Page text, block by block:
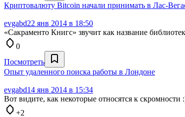
Криптовалюту Bitcoin начали принимать в Лас-
evgabd22 янв 2014 в 18:50
«Сакраменто Книгс» звучит как название
0
Посмотреть
Опыт удаленного поиска работы в Лондоне
evgabd14 янв 2014 в 15:34
Вот видите, как некоторые относятся к скромности
+2